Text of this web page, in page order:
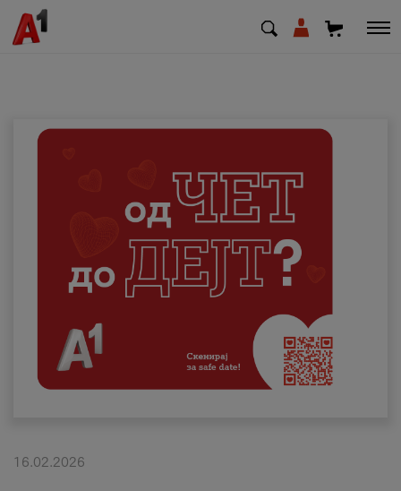
Деловни
Поддршка
Надополни кредит
Плати сметка
#ПодобарОнлајн
16.02.2026